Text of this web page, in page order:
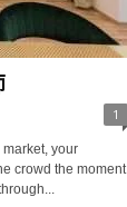
1
your
crowd the moment